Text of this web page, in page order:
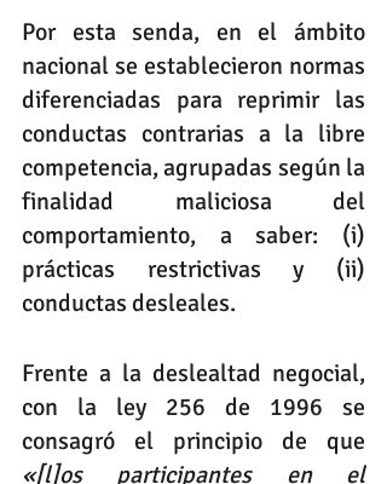
Por esta senda, en el ámbito
nacional se establecieron normas
diferenciadas para reprimir las
conductas contrarias a la libre
competencia, agrupadas según la
finalidad maliciosa del
comportamiento, a saber: (i)
prácticas restrictivas y (ii)
conductas desleales.
Frente a la deslealtad negocial,
con la ley 256 de 1996 se
«[l]os participantes en el